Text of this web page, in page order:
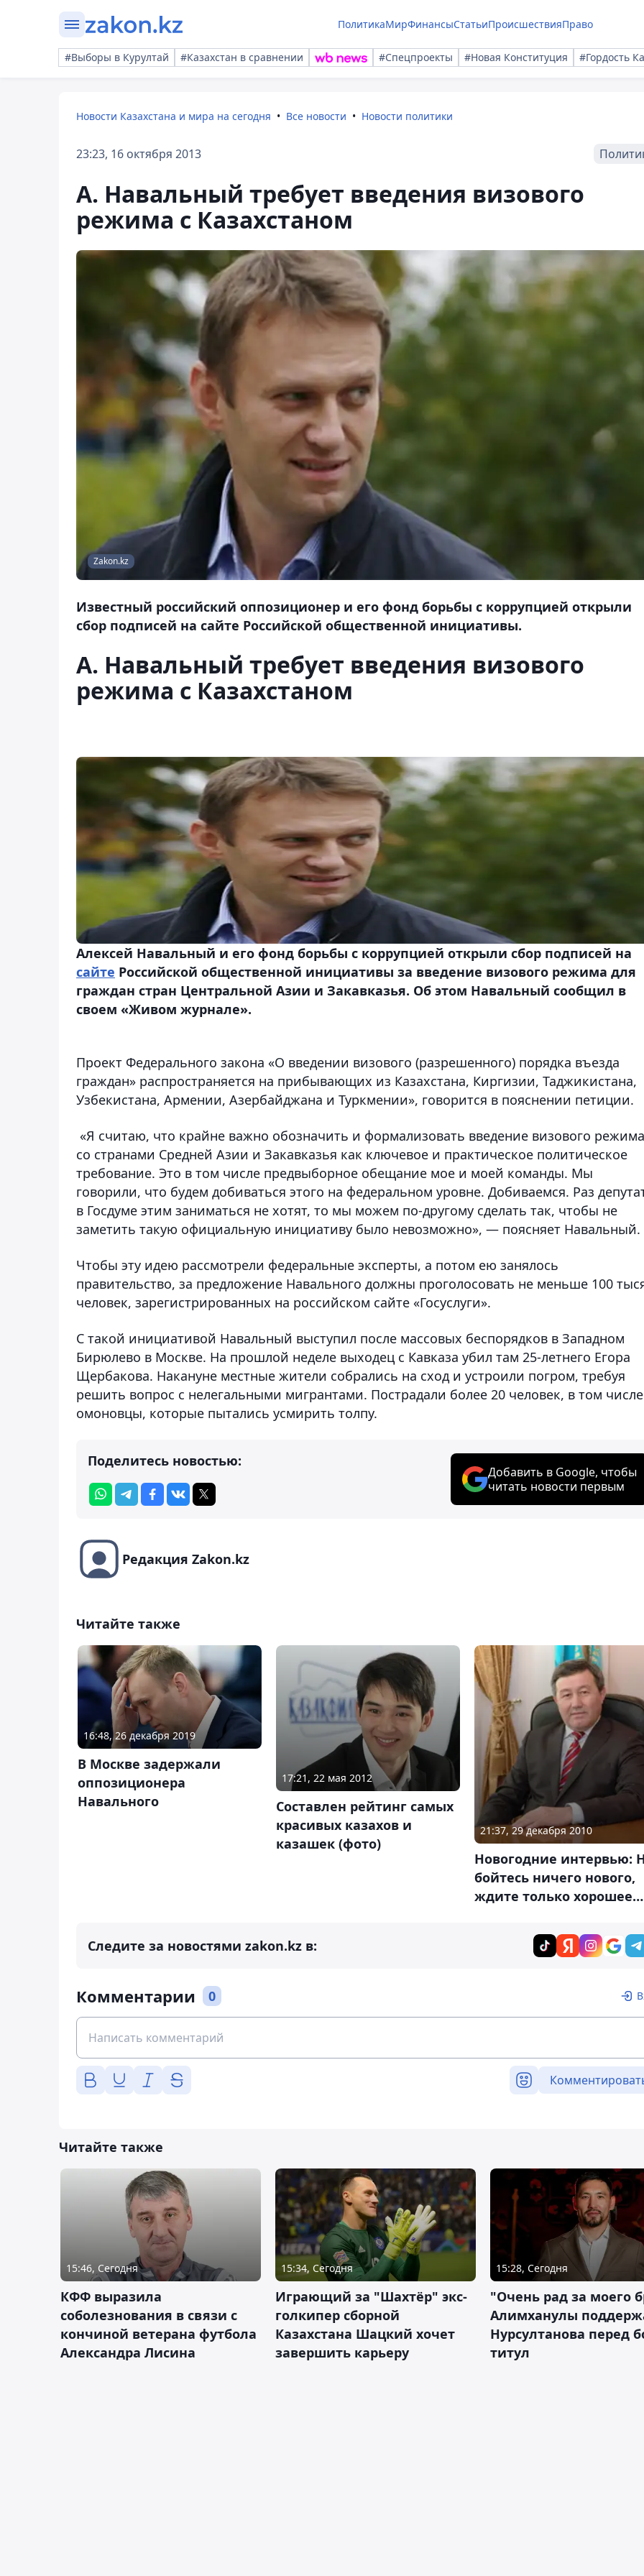
ПолитикаМирФинансыСтатьиПроисшествияПраво
#Выборы в Курултай #Казахстан в сравнении #Спецпроекты #Новая Конституция #Гордость
Новости Казахстана и мира на сегодня Все новости Новости политики
23:23, 16 октября 2013
А. Навальный требует введения визового
режима с Казахстаном
Zakon.kz
Известный российский оппозиционер и его фонд борьбы с коррупцией открыли
сбор подписей на сайте Российской общественной инициативы.
А. Навальный требует введения визового
режима с Казахстаном
Алексей Навальный и его фонд борьбы с коррупцией открыли сбор подписей на
сайте Российской общественной инициативы за введение визового режима для
граждан стран Центральной Азии и Закавказья. Об этом Навальный сообщил в
своем «Живом журнале».
Проект Федерального закона «О введении визового (разрешенного) порядка въезда
граждан» распространяется на прибывающих из Казахстана, Киргизии, Таджикистана,
Узбекистана, Армении, Азербайджана и Туркмении», говорится в пояснении петиции.
«Я считаю, что крайне важно обозначить и формализовать введение визового режима
со странами Средней Азии и Закавказья как ключевое и практическое политическое
требование. Это в том числе предвыборное обещание мое и моей команды. Мы
говорили, что будем добиваться этого на федеральном уровне. Добиваемся. Раз
в Госдуме этим заниматься не хотят, то мы можем по-другому сделать так, чтобы не
заметить такую официальную инициативу было невозможно», — поясняет Навальный.
Чтобы эту идею рассмотрели федеральные эксперты, а потом ею занялось
правительство, за предложение Навального должны проголосовать не меньше 100
человек, зарегистрированных на российском сайте «Госуслуги».
С такой инициативой Навальный выступил после массовых беспорядков в Западном
Бирюлево в Москве. На прошлой неделе выходец с Кавказа убил там 25-летнего Егора
Щербакова. Накануне местные жители собрались на сход и устроили погром, требуя
решить вопрос с нелегальными мигрантами. Пострадали более 20 человек, в том числе
омоновцы, которые пытались усмирить толпу.
Поделитесь новостью:
Добавить в Google, чтобы
читать новости первым
Редакция Zakon.kz
Читайте также
16:48, 26 декабря 2019
В Москве задержали
оппозиционера
Навального
17:21, 22 мая 2012
Составлен рейтинг самых
красивых казахов и
казашек (фото)
21:37, 29 декабря 2010
Новогодние интервью:
бойтесь ничего нового,
ждите только хорошее…
Следите за новостями zakon.kz в:
Комментарии 0
Читайте также
15:46, Сегодня
КФФ выразила
соболезнования в связи с
кончиной ветерана футбола
Александра Лисина
15:34, Сегодня
Играющий за "Шахтёр" экс-
голкипер сборной
Казахстана Шацкий хочет
завершить карьеру
15:28, Сегодня
"Очень рад за моего
Алимханулы
Нурсултанова перед
титул